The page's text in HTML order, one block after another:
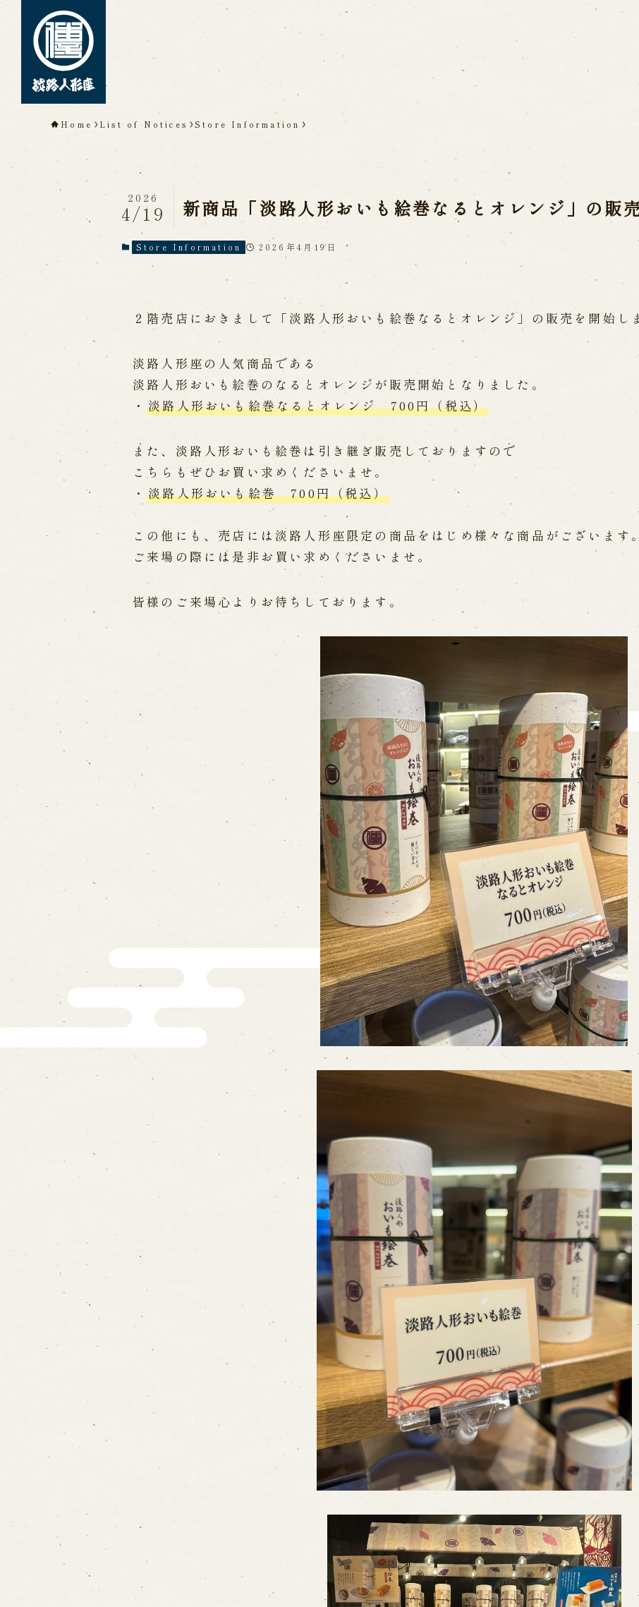
About Awaji Ningyoza(Awaji Puppet
Living National Treasure, the late Master
Tsuruzawa Tomoji
Origin of the Awaji Ningyoza
People trained at the Awaji Ningyoza
Inheriting Awaji Ningyo Joruri
Performances info
Current Performances
Upcoming Performances
Touring show
Touring show
School Visit
海外旅行客向け特別公演「くにうみ」
History
Awaji Island and the Myth of the Birth of the
Nation
History of Awaji Ningyo Joruri
Awaji Ningyo Joruri's original performance
Awaji Ningyo Joruri (Puppet Theater) Spreading
Traditional Performing Arts in Minami-Awaji
Opening Dates
Indoor
Contact Us
FAQ
Reservation
Online Reservation
Reservation via
※株式会社うずのくに南あわじの
通販サイトうずのくに
Home List of Notices Store Information
新商品「淡路人形おいも絵巻なるとオレンジ」の販
2026
4/19
Store Information 2026年4月19日
２階売店におきまして「淡路人形おいも絵巻なるとオレンジ」の販売を開始し
淡路人形座の人気商品である
淡路人形おいも絵巻のなるとオレンジが販売開始となりました。
・淡路人形おいも絵巻なるとオレンジ 700円（税込）
また、淡路人形おいも絵巻は引き継ぎ販売しておりますので
こちらもぜひお買い求めくださいませ。
・淡路人形おいも絵巻 700円（税込）
この他にも、売店には淡路人形座限定の商品をはじめ様々な商品がございます。
ご来場の際には是非お買い求めくださいませ。
皆様のご来場心よりお待ちしております。